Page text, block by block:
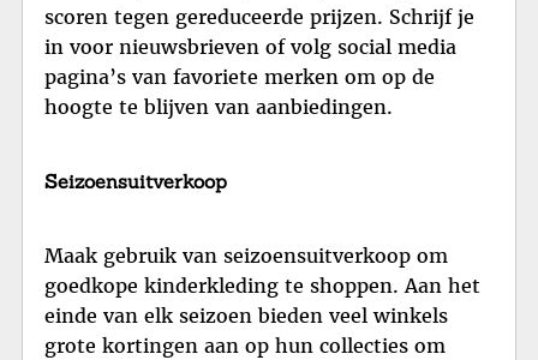
scoren tegen gereduceerde prijzen. Schrijf je
in voor nieuwsbrieven of volg social media
pagina’s van favoriete merken om op de
hoogte te blijven van aanbiedingen.
Seizoensuitverkoop
Maak gebruik van seizoensuitverkoop om
goedkope kinderkleding te shoppen. Aan het
einde van elk seizoen bieden veel winkels
grote kortingen aan op hun collecties om